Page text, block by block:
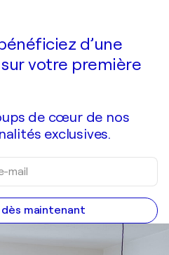
d’une
votre première
de cœur de nos
exclusives.
maintenant